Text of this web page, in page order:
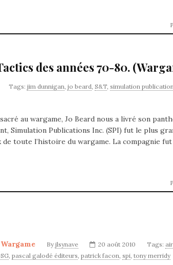
des années 70-80.
Tags: jim dunnigan, jo beard, S&T, simulation
au wargame, Jo Beard nous a livré son
Simulation Publications Inc. (SPI) fut le plus
toute l’histoire du wargame. La compagnie
Wargame By jlsynave 20 août 2010 Tags:
, pascal galodé éditeurs, patrick facon, spi, tony merridy